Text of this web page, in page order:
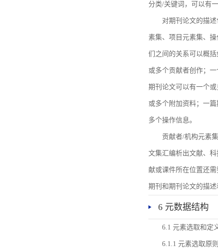
分类/关键词，可以有
对期刊论文的描
素集、项目元素集、
们之间的关系可以概
或多个贡献者创作；
期刊论文可以有一个
或多个附加资料；一
多个操作信息。
贡献者/机构元素
文集汇编析出文献、
献或课件所在位置还
期刊和期刊论文的描
6 元数据结构
6.1 元素选取和定
6.1.1 元素选取原